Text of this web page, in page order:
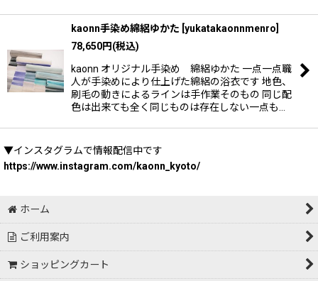
kaonn手染め綿絽ゆかた yukatakaonnmenro
78,650円(税込)
kaonn オリジナル手染め 綿絽ゆかた 一点一点職
人が手染めにより仕上げた綿絽の浴衣です 地色、
刷毛の動きによるラインは手作業そのもの 同じ配
色は出来ても全く同じものは存在しない一点も…
▼インスタグラムで情報配信中です
https://www.instagram.com/kaonn_kyoto/
ホーム
ご利用案内
ショッピングカート